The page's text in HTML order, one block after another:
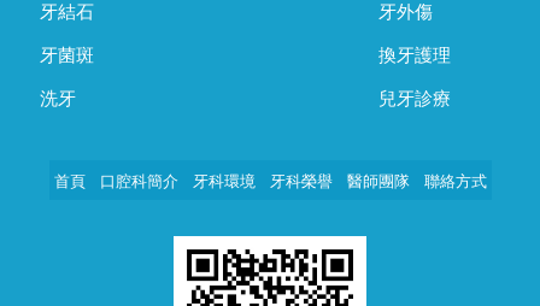
牙結石
牙菌斑
洗牙
牙外傷
換牙護理
兒牙診療
首頁 口腔科簡介 牙科環境 牙科榮譽 醫師團隊 聯絡方式